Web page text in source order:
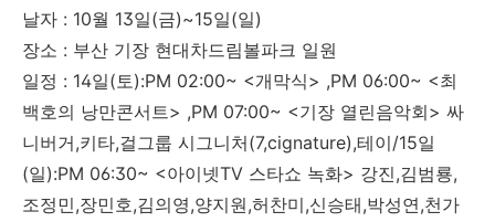
날자 : 10월 13일(금)~15일(일)
장소 : 부산 기장 현대차드림볼파크 일원
일정 : 14일(토):PM 02:00~ <개막식> ,PM 06:00~ <최
백호의 낭만콘서트> ,PM 07:00~ <기장 열린음악회> 싸
니버거,키타,걸그룹 시그니처(7,cignature),테이/15일
(일):PM 06:30~ <아이넷TV 스타쇼 녹화> 강진,김범룡,
조정민,장민호,김의영,양지원,허찬미,신승태,박성연,천가